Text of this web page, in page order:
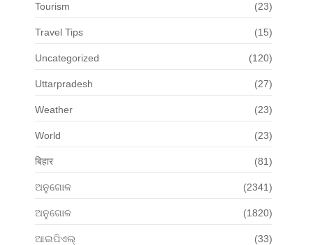
Tourism (23)
Travel Tips (15)
Uncategorized (120)
Uttarpradesh (27)
Weather (23)
World (23)
बिहार (81)
ଅନୁଗୋଳ (2341)
ଅନୁଗୋଳ (1820)
ଆଇପିଏଲ୍ (33)